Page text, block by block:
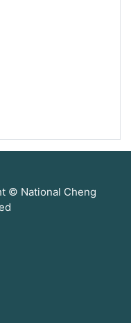
© National Cheng